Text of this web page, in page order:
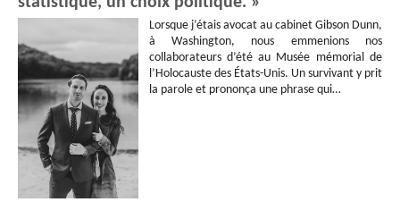
Lorsque j’étais avocat au cabinet Gibson Dunn,
à Washington, nous emmenions nos
collaborateurs d’été au Musée mémorial de
l’Holocauste des États-Unis. Un survivant y prit
la parole et prononça une phrase qui…